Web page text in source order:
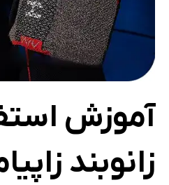
آموزش
زانوبند